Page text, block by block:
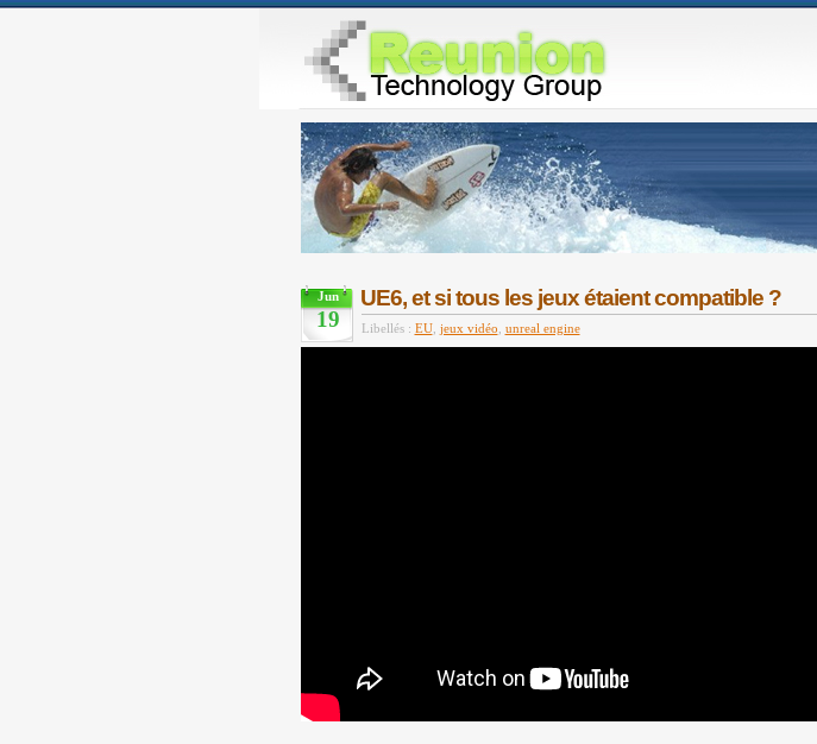
Jun
19
UE6, et si tous les jeux étaient compatible ?
Libellés : EU, jeux vidéo unreal engine